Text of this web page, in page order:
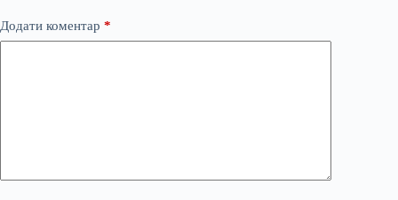
Додати коментар *